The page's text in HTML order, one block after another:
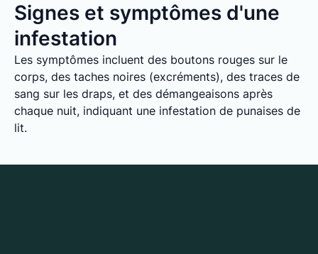
Signes et symptômes d'une
infestation
Les symptômes incluent des boutons rouges sur le
corps, des taches noires (excréments), des traces de
sang sur les draps, et des démangeaisons après
chaque nuit, indiquant une infestation de punaises de
lit.